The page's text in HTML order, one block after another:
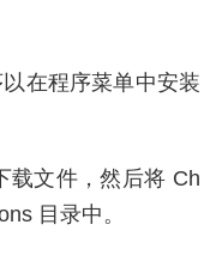
在程序菜单中安装
载文件，然后将 Ch
目录中。